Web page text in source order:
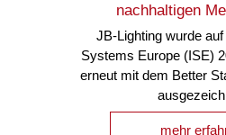
nachhaltigen
JB-Lighting wurde
Systems Europe (ISE)
erneut mit dem Better
mehr